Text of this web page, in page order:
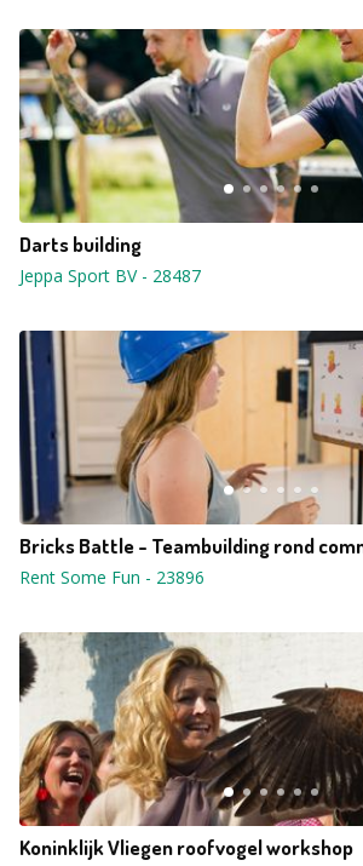
Darts building
Jeppa Sport BV- 28487
Bricks Battle - Teambuilding rond
Rent Some Fun - 23896
Koninklijk Vliegen roofvogel workshop